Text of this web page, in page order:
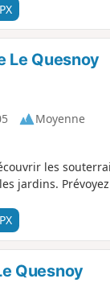
Le Quesnoy
Moyenne
les
jardins.
Quesnoy